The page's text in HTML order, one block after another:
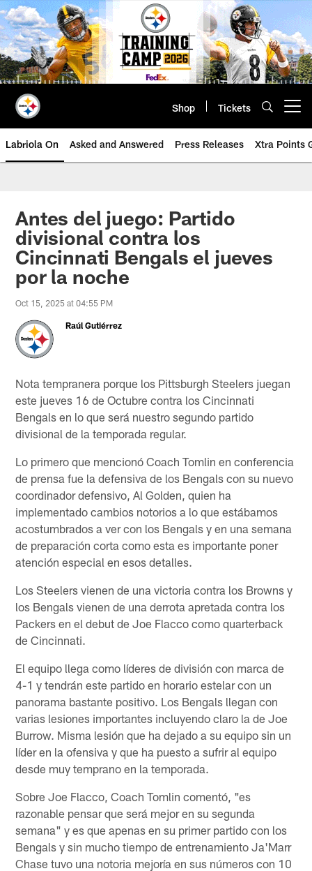
Skip
to
main
content
Shop Tickets
Labriola On Asked and Answered Press Releases Xtra Points
Antes del juego: Partido
divisional contra los
Cincinnati Bengals el jueves
por la noche
Oct 15, 2025 at 04:55 PM
Raúl Gutiérrez
Nota tempranera porque los Pittsburgh Steelers juegan
este jueves 16 de Octubre contra los Cincinnati
Bengals en lo que será nuestro segundo partido
divisional de la temporada regular.
Lo primero que mencionó Coach Tomlin en conferencia
de prensa fue la defensiva de los Bengals con su nuevo
coordinador defensivo, Al Golden, quien ha
implementado cambios notorios a lo que estábamos
acostumbrados a ver con los Bengals y en una semana
de preparación corta como esta es importante poner
atención especial en esos detalles.
Los Steelers vienen de una victoria contra los Browns y
los Bengals vienen de una derrota apretada contra los
Packers en el debut de Joe Flacco como quarterback
de Cincinnati.
El equipo llega como líderes de división con marca de
4-1 y tendrán este partido en horario estelar con un
panorama bastante positivo. Los Bengals llegan con
varias lesiones importantes incluyendo claro la de Joe
Burrow. Misma lesión que ha dejado a su equipo sin un
líder en la ofensiva y que ha puesto a sufrir al equipo
desde muy temprano en la temporada.
Sobre Joe Flacco, Coach Tomlin comentó, "es
razonable pensar que será mejor en su segunda
semana" y es que apenas en su primer partido con los
Bengals y sin mucho tiempo de entrenamiento Ja'Marr
Chase tuvo una notoria mejoría en sus números con 10